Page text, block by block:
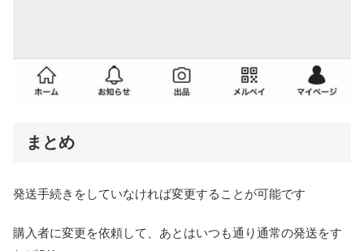
まとめ
発送手続きをしていなければ変更することが可能です
購入者に変更を依頼して、あとはいつも通り通常の発送をす